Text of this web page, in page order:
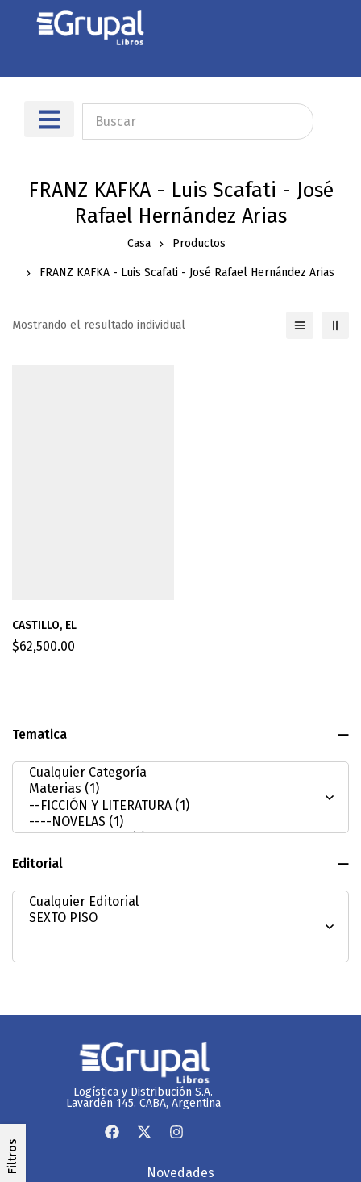
FRANZ KAFKA - Luis Scafati - José
Rafael Hernández Arias
Casa Productos
FRANZ KAFKA - Luis Scafati - José Rafael Hernández Arias
Tematica
Editorial
Filtros
Mostrando el resultado individual
CASTILLO, EL
$62,500.00
Logística y Distribución S.A.
Lavardén 145. CABA, Argentina
Novedades